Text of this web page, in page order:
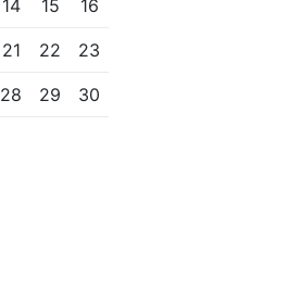
14 15 16
21 22 23
28 29 30